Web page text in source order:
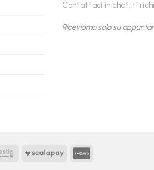
Contattaci in chat, ti
Riceviamo solo su
FindomesticScalapay